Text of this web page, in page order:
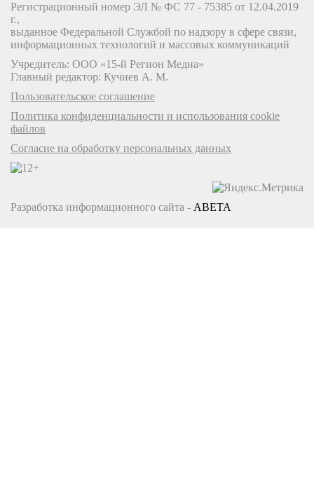
Регистрационный номер ЭЛ № ФС 77 - 75385 от 12.04.2019
г.,
выданное Федеральной Службой по надзору в сфере связи,
информационных технологий и массовых коммуникаций
Учредитель: ООО «15-й Регион Медиа»
Главный редактор: Кучиев А. М.
Пользовательское соглашение
Политика конфиденциальности и использования cookie
файлов
Согласие на обработку персональных данных
Разработка информационного сайта - ABETA